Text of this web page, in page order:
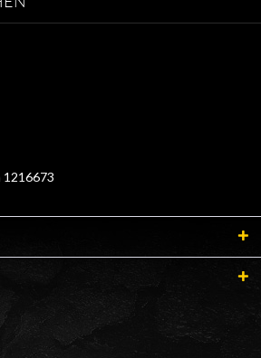
1216673